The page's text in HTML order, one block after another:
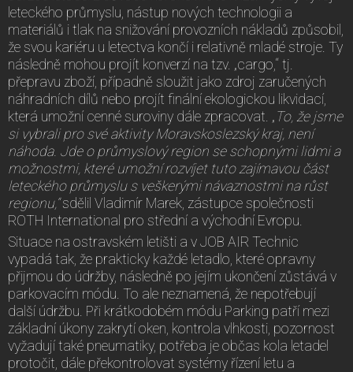
leteckého průmyslu, nástup nových technologii a
materiálů i tlak na snižování provozních nákladů způsobil,
že svou kariéru u letectva končí i relativně mladé stroje. Ty
následně mohou projít konverzí na tzv. „cargo,“ tj.
přepravu zboží, případně sloužit jako zdroj zaručených
náhradních dílů nebo projít finální ekologickou likvidací,
která umožní cenné suroviny dále zpracovat. „ To, že jsme
si vybrali pro své aktivity Moravskoslezský kraj, není
náhoda. Jde o průmyslový region se schopnými lidmi a
možnostmi, které umožní rozvíjet tuto zajímavou část
leteckého průmyslu s veškerými návaznostmi na růst
regionu,“sdělil Vladimír Marek, zástupce společnosti
ROTH International pro střední a východní Evropu.
Situace na ostravském letišti a v JOB AIR Technic
vypadá tak, že prakticky každé letadlo, které opravny
přijmou do údržby, následně po jejím ukončení zůstává v
parkovacím módu. To ale neznamená, že nepotřebují
další údržbu. Při krátkodobém módu Parking patří mezi
základní úkony zakrytí oken, kontrola vlhkosti, pozornost
vyžadují také pneumatiky, potřeba je občas kola letadel
protočit, dále překontrolovat systémy řízení letu a